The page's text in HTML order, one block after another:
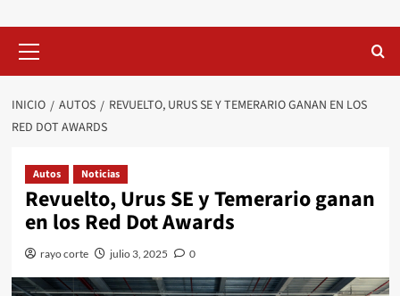
primario
INICIO AUTOS
REVUELTO, URUS SE Y TEMERARIO GANAN EN LOS
RED DOT AWARDS
Autos Noticias
Revuelto, Urus SE y Temerario ganan
en los Red Dot Awards
rayo corte julio 3, 2025 0